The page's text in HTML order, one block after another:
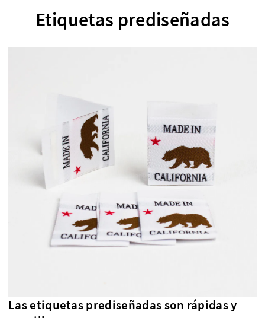
Etiquetas prediseñadas
Las etiquetas prediseñadas son rápidas y